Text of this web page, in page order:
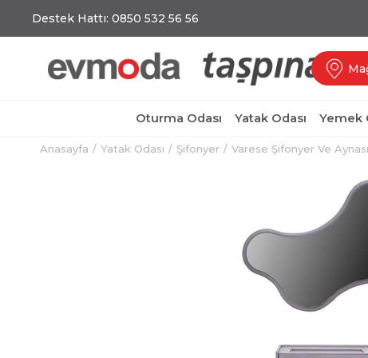
Destek Hattı: 0850 532 56 56
Oturma Odası Yatak Odası Yemek
Anasayfa Yatak Odası Şifonyer Varese Şifonyer Ve Aynası